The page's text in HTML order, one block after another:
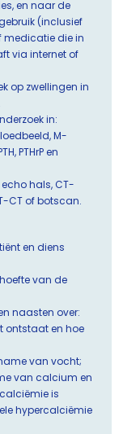
en naar de
(inclusief
die in
via internet of
op zwellingen in
in:
M-
PTHrP en
hals, CT-
CT of botscan.
en diens
van de
naasten over:
ontstaat en hoe
van vocht;
van calcium en
is
hypercalciëmie